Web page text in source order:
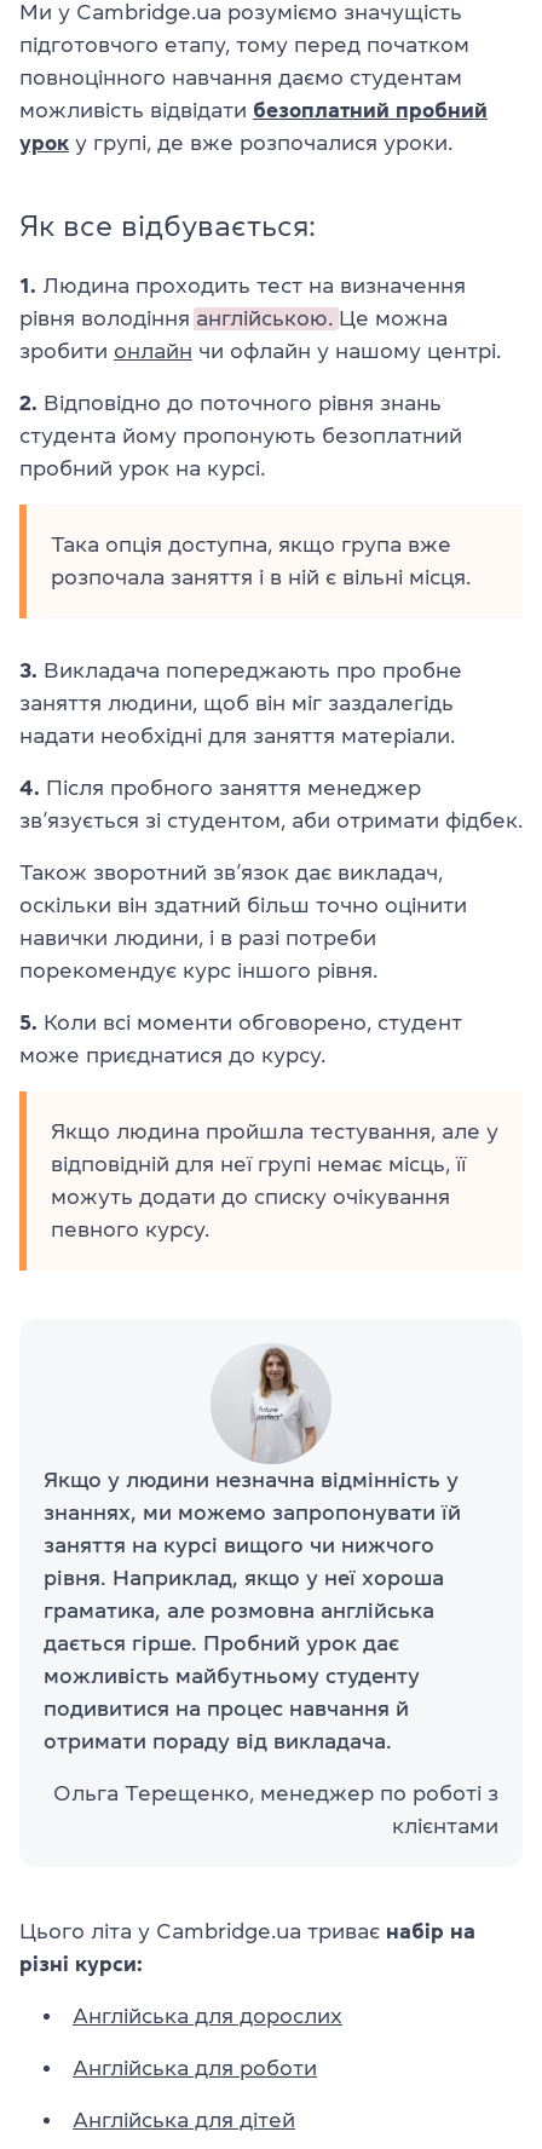
Ми у Cambridge.ua розуміємо значущість
підготовчого етапу, тому перед початком
повноцінного навчання даємо студентам
можливість відвідати безоплатний пробний
урок у групі, де вже розпочалися уроки.
Як все відбувається:
1. Людина проходить тест на визначення
рівня володіння англійською. Це можна
зробити онлайн чи офлайн у нашому центрі.
2. Відповідно до поточного рівня знань
студента йому пропонують безоплатний
пробний урок на курсі.
Така опція доступна, якщо група вже
розпочала заняття і в ній є вільні місця.
3. Викладача попереджають про пробне
заняття людини, щоб він міг заздалегідь
надати необхідні для заняття матеріали.
4. Після пробного заняття менеджер
зв’язується зі студентом, аби отримати фідбек.
Також зворотний зв’язок дає викладач,
оскільки він здатний більш точно оцінити
навички людини, і в разі потреби
порекомендує курс іншого рівня.
5. Коли всі моменти обговорено, студент
може приєднатися до курсу.
Якщо людина пройшла тестування, але у
відповідній для неї групі немає місць, її
можуть додати до списку очікування
певного курсу.
Якщо у людини незначна відмінність у
знаннях, ми можемо запропонувати їй
заняття на курсі вищого чи нижчого
рівня. Наприклад, якщо у неї хороша
граматика, але розмовна англійська
дається гірше. Пробний урок дає
можливість майбутньому студенту
подивитися на процес навчання й
отримати пораду від викладача.
Ольга Терещенко, менеджер по роботі з
клієнтами
Цього літа у Cambridge.ua триває набір на
різні курси:
Англійська для дорослих
Англійська для роботи
Англійська для дітей